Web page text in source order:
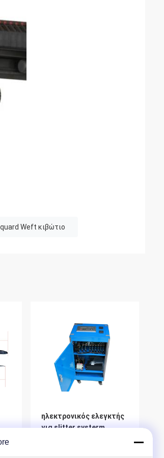
Weft κιβώτιο
ηλεκτρονικός ελεγκτής
για slitter systerm